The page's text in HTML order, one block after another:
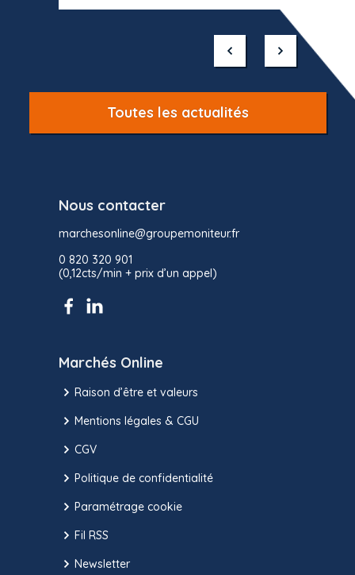
Toutes les actualités
Nous contacter
marchesonline@groupemoniteur.fr
0 820 320 901
(0,12cts/min + prix d’un appel)
Marchés Online
Raison d’être et valeurs
Mentions légales & CGU
CGV
Politique de confidentialité
Paramétrage cookie
Fil RSS
Newsletter